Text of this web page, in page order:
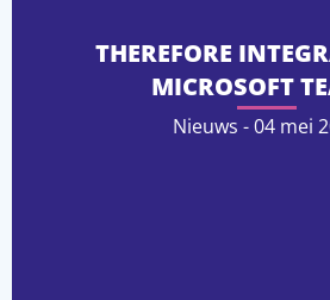
THEREFORE
MICROSOFT
Nieuws - 04 mei